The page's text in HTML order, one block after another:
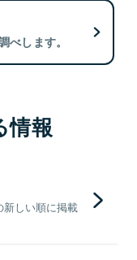
べします。
情報
しい順に掲載